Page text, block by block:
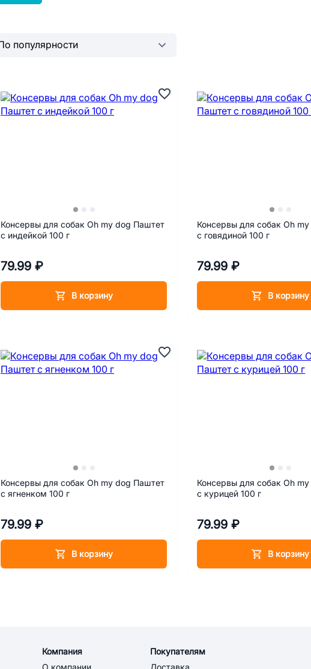
Консервы для собак Oh my dog Паштет
с индейкой 100 г
79.99 ₽
В корзину
Консервы для собак Oh
с говядиной 100 г
79.99 ₽
В корзину
Консервы для собак Oh my dog Паштет
с ягненком 100 г
79.99 ₽
В корзину
Консервы для собак Oh
с курицей 100 г
79.99 ₽
В корзину
Компания
Покупателям